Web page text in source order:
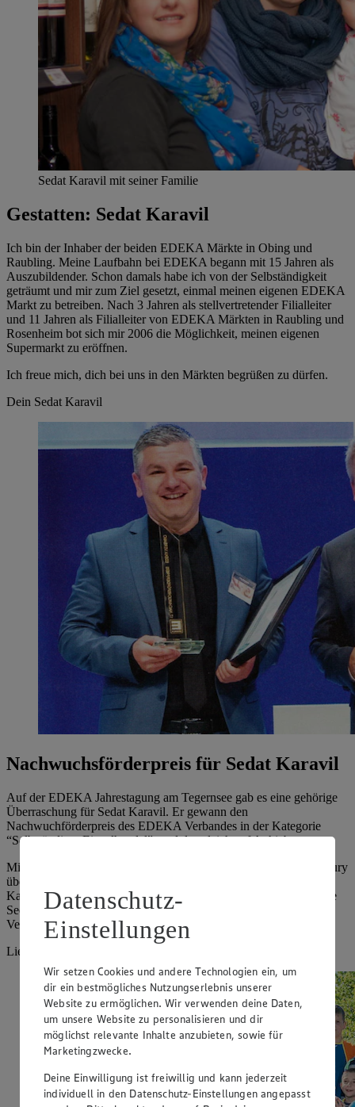
Sedat Karavil mit seiner Familie
Gestatten: Sedat Karavil
Ich bin der Inhaber der beiden EDEKA Märkte in Obing und
Raubling. Meine Laufbahn bei EDEKA begann mit 15 Jahren als
Auszubildender. Schon damals habe ich von der Selbständigkeit
geträumt und mir zum Ziel gesetzt, einmal meinen eigenen EDEKA
Markt zu betreiben. Nach 3 Jahren als stellvertretender Filialleiter
und 11 Jahren als Filialleiter von EDEKA Märkten in Raubling und
Rosenheim bot sich mir 2006 die Möglichkeit, meinen eigenen
Supermarkt zu eröffnen.
Ich freue mich, dich bei uns in den Märkten begrüßen zu dürfen.
Dein Sedat Karavil
Nachwuchsförderpreis für Sedat Karavil
Auf der EDEKA Jahrestagung am Tegernsee gab es eine gehörige
Überraschung für Sedat Karavil. Er gewann den
Nachwuchförderpreis des EDEKA Verbandes in der Kategorie
“Selbständiger Einzelhandel”; und das gleich auf Anhieb.
Mit seiner Bewerbung und seiner Vita konnte Sedat Karavil die Jury
überzeugen, die ihn aus den insgesamt 16 Bewerbern in seiner
Kategorie zum Sieger wählte. Völlig überwältigt vom Sieg konnte
Sedat die Trophäe und einen Scheck aus den Händen von
Verbandsdirektor Ralf Gerking entgegennehmen.
Lies hier den Beitrag in der EDEKA
Datenschutz-
Einstellungen
Wir setzen Cookies und andere Technologien ein, um
dir ein bestmögliches Nutzungserlebnis unserer
Website zu ermöglichen. Wir verwenden deine Daten,
um unsere Website zu personalisieren und dir
möglichst relevante Inhalte anzubieten, sowie für
Marketingzwecke.
Deine Einwilligung ist freiwillig und kann jederzeit
individuell in den Datenschutz-Einstellungen angepasst